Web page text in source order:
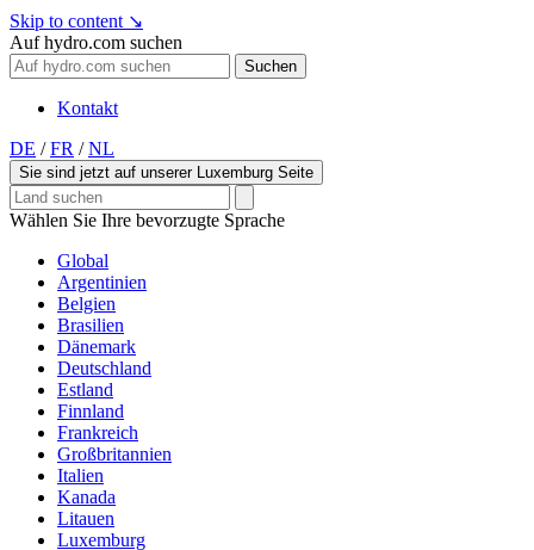
Skip to content ↘
Auf hydro.com suchen
Suchen
Kontakt
DE / FR / NL
Sie sind jetzt auf unserer Luxemburg Seite
Wählen Sie Ihre bevorzugte Sprache
Global
Argentinien
Belgien
Brasilien
Dänemark
Deutschland
Estland
Finnland
Frankreich
Großbritannien
Italien
Kanada
Litauen
Luxemburg